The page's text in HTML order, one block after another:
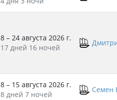
8 – 24 августа 2026 г.
17 дней 16 ночей
8 – 15 августа 2026 г.
8 дней 7 ночей
Семен